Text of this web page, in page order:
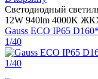
Светодиодный
12W 940lm 4000K
Gauss ECO IP65
1/40